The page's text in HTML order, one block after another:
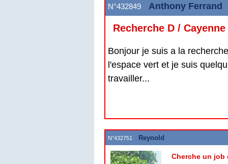
N°432849 Anthony Ferrand
Recherche D / Cayenne
Bonjour je suis a la
l'espace vert et je suis
travailler...
N°432751 Reynold
Cherche un job